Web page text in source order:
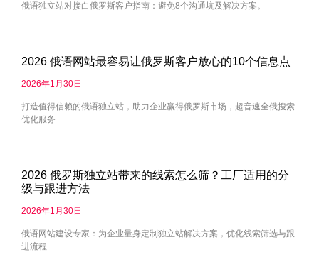
俄语独立站对接白俄罗斯客户指南：避免8个沟通坑及解决方案。
2026 俄语网站最容易让俄罗斯客户放心的10个信息点
2026年1月30日
打造值得信赖的俄语独立站，助力企业赢得俄罗斯市场，超音速全俄搜索
优化服务
2026 俄罗斯独立站带来的线索怎么筛？工厂适用的分
级与跟进方法
2026年1月30日
俄语网站建设专家：为企业量身定制独立站解决方案，优化线索筛选与跟
进流程